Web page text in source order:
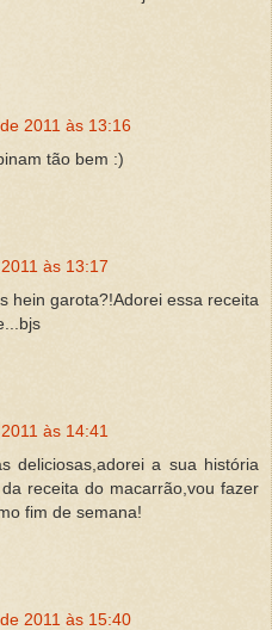
2011 às 13:16
tão bem :)
às 13:17
hein garota?!Adorei essa receita
às 14:41
deliciosas,adorei a sua história
receita do macarrão,vou fazer
fim de semana!
2011 às 15:40